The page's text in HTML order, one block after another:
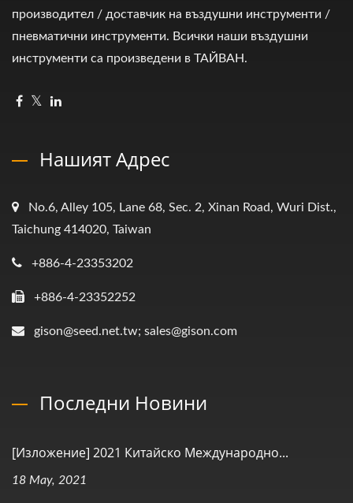
производител / доставчик на въздушни инструменти /
пневматични инструменти. Всички наши въздушни
инструменти са произведени в ТАЙВАН.
Нашият Адрес
No.6, Alley 105, Lane 68, Sec. 2, Xinan Road, Wuri Dist.,
Taichung 414020, Taiwan
+886-4-23353202
+886-4-23352252
gison@seed.net.tw; sales@gison.com
Последни Новини
[Изложение] 2021 Китайско Международно...
18 May, 2021